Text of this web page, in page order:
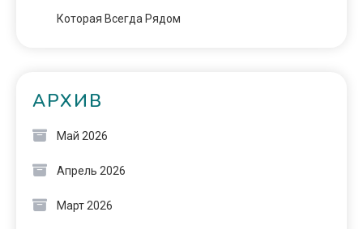
Которая Всегда Рядом
АРХИВ
Май 2026
Апрель 2026
Март 2026